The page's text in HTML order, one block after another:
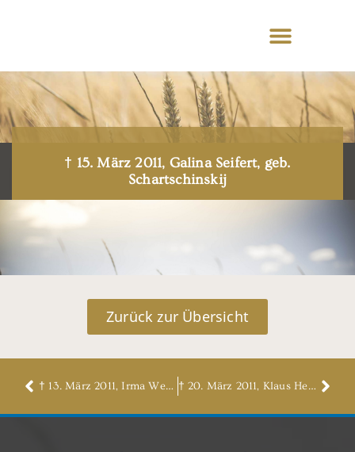
† 15. März 2011, Galina Seifert, geb.
Schartschinskij
Zurück zur Übersicht
† 13. März 2011, Irma Weber, geb. Kröger † 20. März 2011, Klaus Hermann Gerdts